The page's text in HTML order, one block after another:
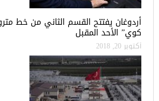
أردوغان يفتتح القسم الثاني من خط
كوي” الأحد المقبل
أكتوبر 20, 2018